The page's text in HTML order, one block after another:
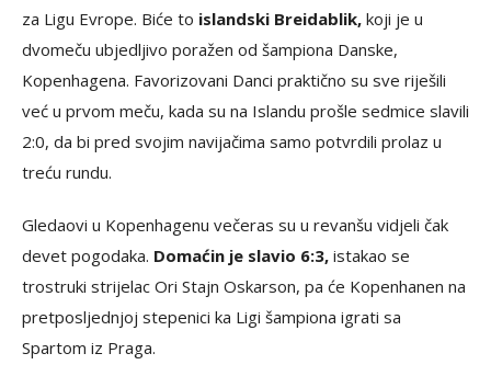
za Ligu Evrope. Biće to islandski Breidablik, koji je u
dvomeču ubjedljivo poražen od šampiona Danske,
Kopenhagena. Favorizovani Danci praktično su sve riješili
već u prvom meču, kada su na Islandu prošle sedmice slavili
2:0, da bi pred svojim navijačima samo potvrdili prolaz u
treću rundu.
Gledaovi u Kopenhagenu večeras su u revanšu vidjeli čak
devet pogodaka. Domaćin je slavio 6:3, istakao se
trostruki strijelac Ori Stajn Oskarson, pa će Kopenhanen na
pretposljednjoj stepenici ka Ligi šampiona igrati sa
Spartom iz Praga.